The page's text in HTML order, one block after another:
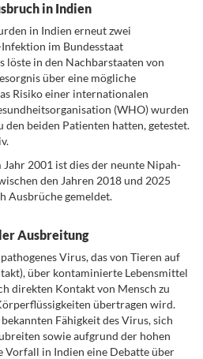
in Indien
in Indien erneut zwei
im Bundesstaat
löste in den Nachbarstaaten von
über eine mögliche
Risiko einer internationalen
(WHO) wurden
den beiden Patienten hatten, getestet.
2001 ist dies der neunte Nipah-
den Jahren 2018 und 2025
Ausbrüche gemeldet.
Ausbreitung
Virus, das von Tieren auf
über kontaminierte Lebensmittel
direkten Kontakt von Mensch zu
übertragen wird.
Fähigkeit des Virus, sich
sowie aufgrund der hohen
Vorfall in Indien eine Debatte über